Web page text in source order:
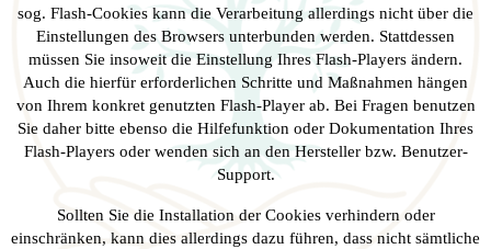
sog. Flash-Cookies kann die Verarbeitung allerdings nicht über die
Einstellungen des Browsers unterbunden werden. Stattdessen
müssen Sie insoweit die Einstellung Ihres Flash-Players ändern.
Auch die hierfür erforderlichen Schritte und Maßnahmen hängen
von Ihrem konkret genutzten Flash-Player ab. Bei Fragen benutzen
Sie daher bitte ebenso die Hilfefunktion oder Dokumentation Ihres
Flash-Players oder wenden sich an den Hersteller bzw. Benutzer-
Support.
Sollten Sie die Installation der Cookies verhindern oder
einschränken, kann dies allerdings dazu führen, dass nicht sämtliche